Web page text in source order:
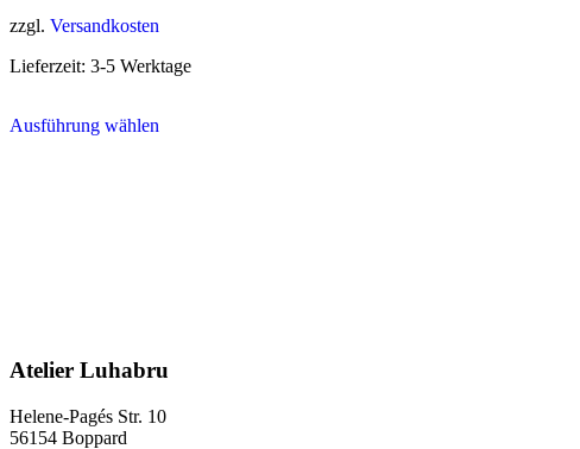
zzgl. Versandkosten
Lieferzeit: 3-5 Werktage
Ausführung wählenProdukt
werden
Atelier Luhabru
Helene-Pagés Str. 10
56154 Boppard